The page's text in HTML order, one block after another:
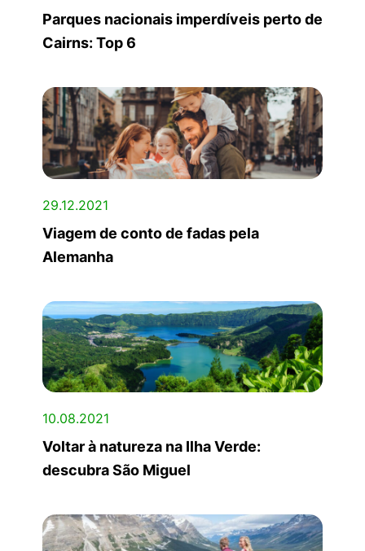
Parques nacionais imperdíveis perto de
Cairns: Top 6
29.12.2021
Viagem de conto de fadas pela
Alemanha
10.08.2021
Voltar à natureza na Ilha Verde:
descubra São Miguel